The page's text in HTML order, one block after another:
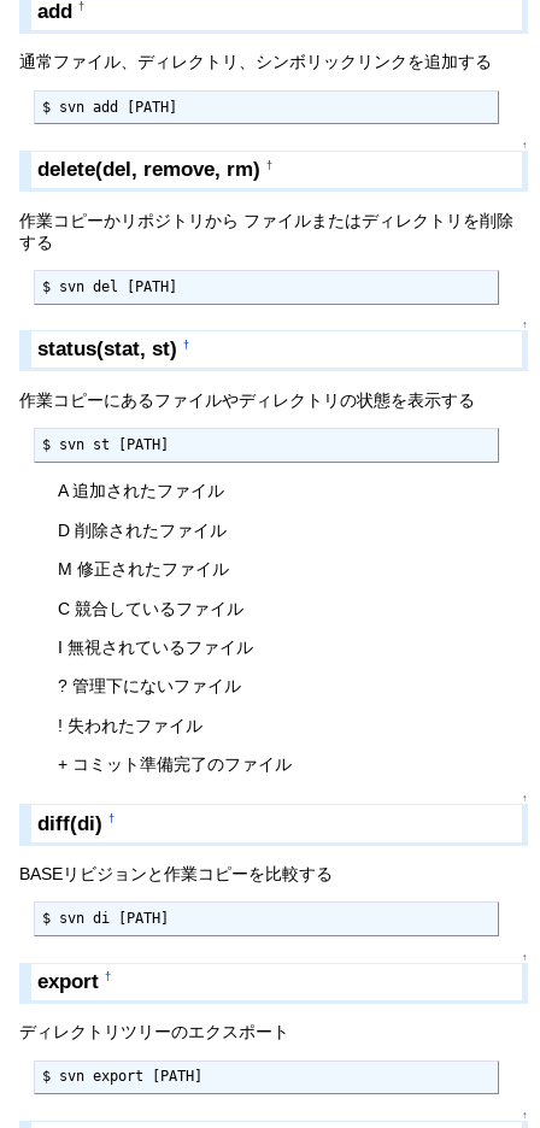
add †
通常ファイル、ディレクトリ、シンボリックリンクを追加する
$ svn add [PATH]
↑
delete(del, remove, rm) †
作業コピーかリポジトリから ファイルまたはディレクトリを削除
する
$ svn del [PATH]
↑
status(stat, st) †
作業コピーにあるファイルやディレクトリの状態を表示する
$ svn st [PATH]
A 追加されたファイル
D 削除されたファイル
M 修正されたファイル
C 競合しているファイル
I 無視されているファイル
? 管理下にないファイル
! 失われたファイル
+ コミット準備完了のファイル
↑
diff(di) †
BASEリビジョンと作業コピーを比較する
$ svn di [PATH]
↑
export †
ディレクトリツリーのエクスポート
$ svn export [PATH]
↑